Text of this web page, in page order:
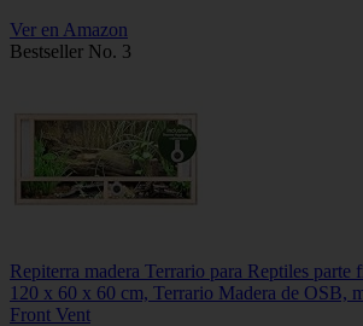
Ver en Amazon
Bestseller No. 3
Repiterra madera Terrario para Reptiles parte
120 x 60 x 60 cm, Terrario Madera de OSB,
Front Vent